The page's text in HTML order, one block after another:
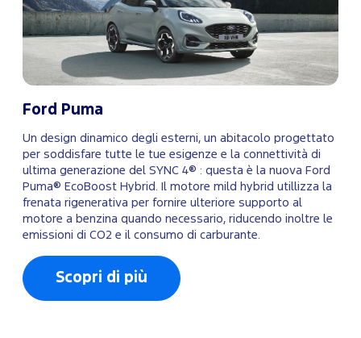
Ford Puma
Un design dinamico degli esterni, un abitacolo progettato
per soddisfare tutte le tue esigenze e la connettività di
ultima generazione del SYNC 4® : questa è la nuova Ford
Puma® EcoBoost Hybrid. Il motore mild hybrid utillizza la
frenata rigenerativa per fornire ulteriore supporto al
motore a benzina quando necessario, riducendo inoltre le
emissioni di CO2 e il consumo di carburante.
Scopri di più